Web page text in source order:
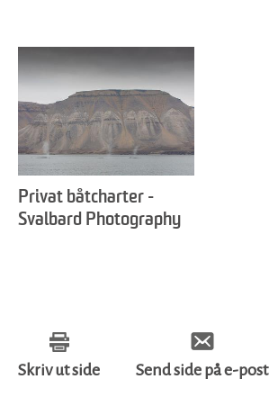
Privat båtcharter -
Svalbard Photography
Skriv ut side Send side på e-post